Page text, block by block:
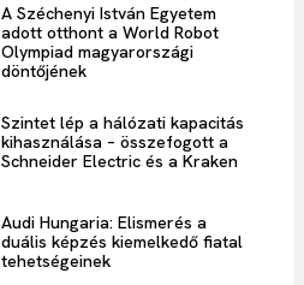
A Széchenyi István Egyetem
adott otthont a World Robot
Olympiad magyarországi
döntőjének
Szintet lép a hálózati kapacitás
kihasználása – összefogott a
Schneider Electric és a Kraken
Audi Hungaria: Elismerés a
duális képzés kiemelkedő fiatal
tehetségeinek